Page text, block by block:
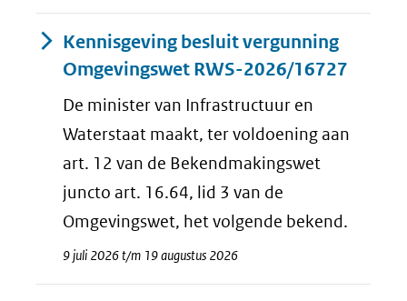
Kennisgeving besluit vergunning
Omgevingswet RWS-2026/16727
De minister van Infrastructuur en
Waterstaat maakt, ter voldoening aan
art. 12 van de Bekendmakingswet
juncto art. 16.64, lid 3 van de
Omgevingswet, het volgende bekend.
9 juli 2026 t/m 19 augustus 2026